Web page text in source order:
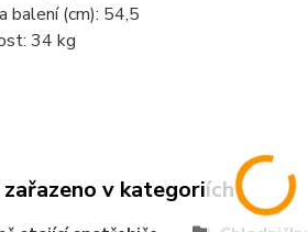
balení (cm): 54,5
34 kg
v kategoriích